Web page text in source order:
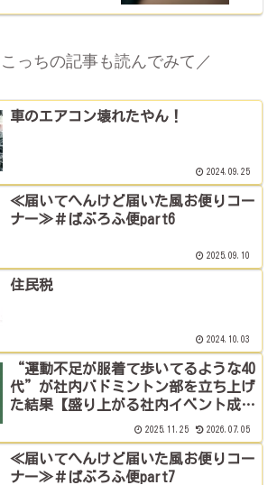
っちの記事も読んでみて／
車のエアコン壊れたやん！
2024.09.25
≪届いてへんけど届いた風お便りコー
ナー≫＃ぱぶろふ便part6
2025.09.10
住民税
2024.10.03
“運動不足が服着て歩いてるような40
代”が社内バドミントン部を立ち上げ
た結果【盛り上がる社内イベント成功
2025.11.25 2026.07.05
≪届いてへんけど届いた風お便りコー
ナー≫＃ぱぶろふ便part7